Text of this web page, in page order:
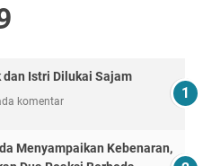
dan Istri Dilukai Sajam
komentar
Menyampaikan Kebenaran,